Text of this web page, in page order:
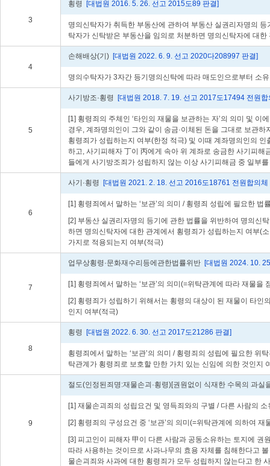
3
횡령 [대법원 2016. 5. 26. 선고 2015도89 판결]
명의신탁자가 취득한 부동산에 관하여 부동산 실권리자명의
탁자가 신탁받은 부동산을 임의로 처분하면 명의신탁자에 대
4
손해배상(기) [대법원 2022. 6. 9. 선고 2020다208997 판결]
명의수탁자가 3자간 등기명의신탁에 따라 매도인으로부터 소
5
사기방조·횡령 [대법원 2018. 7. 19. 선고 2017도17494 전원합
[1] 횡령죄의 주체인 ‘타인의 재물을 보관하는 자’의 의미 및
경우, 계좌명의인이 그와 같이 송금·이체된 돈을 그대로 보관
횡령죄가 성립하는지 여부(한정 적극) 및 이때 계좌명의인의
하고, 사기피해자 丁이 丙에게 속아 위 계좌로 송금한 사기피
들에게 사기방조죄가 성립하지 않는 이상 사기피해금 중 일부
6
사기·횡령 [대법원 2021. 2. 18. 선고 2016도18761 전원합의체
[1] 횡령죄에서 말하는 ‘보관’의 의미 / 횡령죄 성립에 필요한
[2] 부동산 실권리자명의 등기에 관한 법률을 위반하여 명의신
하면 명의신탁자에 대한 관계에서 횡령죄가 성립하는지 여부(
가지로 적용되는지 여부(적극)
7
업무상횡령·문화재수리등에관한법률위반 [대법원 2024. 10.
[1] 횡령죄에서 말하는 ‘보관’의 의미(=위탁관계에 따라 재물
[2] 횡령죄가 성립하기 위해서는 횡령의 대상이 된 재물이 타
인지 여부(적극)
8
횡령 [대법원 2022. 6. 30. 선고 2017도21286 판결]
횡령죄에서 말하는 ‘보관’의 의미 / 횡령죄의 성립에 필요한
탁관계가 횡령죄로 보호할 만한 가치 있는 신임에 의한 것인지
9
절도(인정된죄명:재물손괴·횡령)[권원없이 식재한 수목의 과
[1] 재물손괴죄의 성립요건 및 영득죄와의 구별 / 다른 사람의
[2] 횡령죄의 구성요건 중 ‘보관’의 의미(=위탁관계에 의하여
[3] 피고인이 피해자 甲이 다른 사람과 공동소유하는 토지에
따라 사용하는 것이므로 사과나무의 효용 자체를 침해한다고
물손괴죄와 사과에 대한 횡령죄가 모두 성립하지 않는다고 한